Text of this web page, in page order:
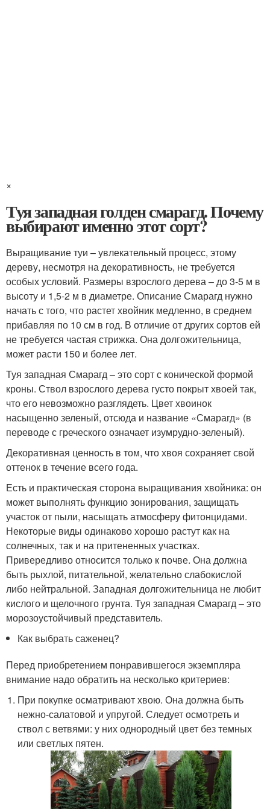
×
Туя западная голден смарагд. Почему
выбирают именно этот сорт?
Выращивание туи – увлекательный процесс, этому
дереву, несмотря на декоративность, не требуется
особых условий. Размеры взрослого дерева – до 3-5 м в
высоту и 1,5-2 м в диаметре. Описание Смарагд нужно
начать с того, что растет хвойник медленно, в среднем
прибавляя по 10 см в год. В отличие от других сортов ей
не требуется частая стрижка. Она долгожительница,
может расти 150 и более лет.
Туя западная Смарагд – это сорт с конической формой
кроны. Ствол взрослого дерева густо покрыт хвоей так,
что его невозможно разглядеть. Цвет хвоинок
насыщенно зеленый, отсюда и название «Смарагд» (в
переводе с греческого означает изумрудно-зеленый).
Декоративная ценность в том, что хвоя сохраняет свой
оттенок в течение всего года.
Есть и практическая сторона выращивания хвойника: он
может выполнять функцию зонирования, защищать
участок от пыли, насыщать атмосферу фитонцидами.
Некоторые виды одинаково хорошо растут как на
солнечных, так и на притененных участках.
Привередливо относится только к почве. Она должна
быть рыхлой, питательной, желательно слабокислой
либо нейтральной. Западная долгожительница не любит
кислого и щелочного грунта. Туя западная Смарагд – это
морозоустойчивый представитель.
Как выбрать саженец?
Перед приобретением понравившегося экземпляра
внимание надо обратить на несколько критериев:
При покупке осматривают хвою. Она должна быть
нежно-салатовой и упругой. Следует осмотреть и
ствол с ветвями: у них однородный цвет без темных
или светлых пятен.